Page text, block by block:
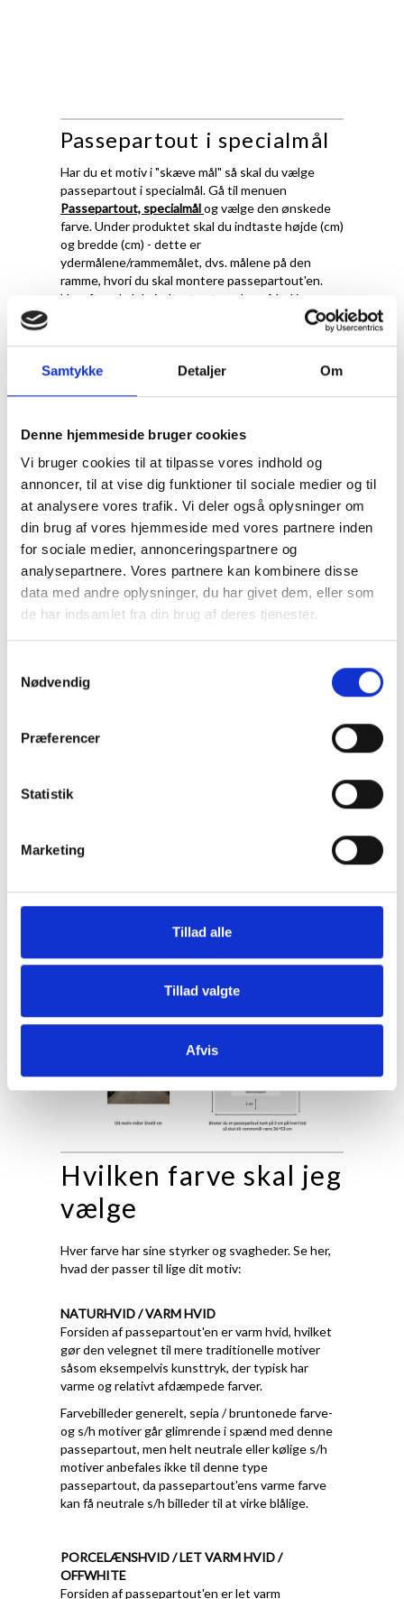
Samtykke Detaljer Om
Denne hjemmeside bruger cookies
Vi bruger cookies til at tilpasse vores indhold og
annoncer, til at vise dig funktioner til sociale medier og til
at analysere vores trafik. Vi deler også oplysninger om
din brug af vores hjemmeside med vores partnere inden
for sociale medier, annonceringspartnere og
analysepartnere. Vores partnere kan kombinere disse
data med andre oplysninger, du har givet dem, eller som
de har indsamlet fra din brug af deres tjenester.
Nødvendig
Præferencer
Statistik
Marketing
Tillad alle
Tillad valgte
Afvis
Passepartout i specialmål
Har du et motiv i "skæve mål" så skal du vælge
passepartout i specialmål. Gå til menuen
Passepartout, specialmålog vælge den ønskede
farve. Under produktet skal du indtaste højde (cm)
og bredde (cm) - dette er
ydermålene/rammemålet, dvs. målene på den
ramme, hvori du skal montere passepartout'en.
Herefter skal du indtaste størrelse på hul i
Det er vigtigt at fremhæve, at ved passepartout i
efter de oplysningerne du giver os. Det betyder at
du her selv skal tage højde for et overlap til
lave hulmålet samme strørrelse som dit motiv, da
hulmålet 1 cm mindre på hvert led, så du har 5 mm
til fastmomtering.
Ved Passepartout i specialmål er det meste
muligt. Du kan både bestille et passepartout med
flere huller, eller få placering præcis hvor du
ønsker. Vi anbefaler at du som minimum laver en
kant på 2 cm og op efter.
Se eksempler herunder.
Hvilken farve skal jeg
vælge
Hver farve har sine styrker og svagheder. Se her,
hvad der passer til lige dit motiv:
NATURHVID / VARM HVID
Forsiden af passepartout'en er varm hvid, hvilket
gør den velegnet til mere traditionelle motiver
såsom eksempelvis kunsttryk, der typisk har
varme og relativt afdæmpede farver.
Farvebilleder generelt, sepia / bruntonede farve-
og s/h motiver går glimrende i spænd med denne
passepartout, men helt neutrale eller kølige s/h
motiver anbefales ikke til denne type
passepartout, da passepartout'ens varme farve
kan få neutrale s/h billeder til at virke blålige.
PORCELÆNSHVID / LET VARM HVID /
OFFWHITE
Forsiden af passepartout'en er let varm